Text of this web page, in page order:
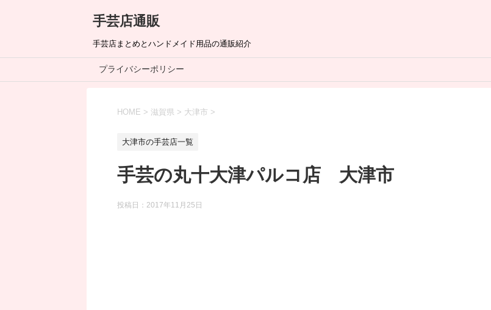
手芸店通販
手芸店まとめとハンドメイド用品の通販紹介
プライバシーポリシー
HOME > 滋賀県 > 大津市 >
大津市の手芸店一覧
手芸の丸十大津パルコ店 大津市
投稿日： 2017年11月25日